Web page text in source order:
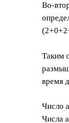
Во-
Таким
время
Число
Числа